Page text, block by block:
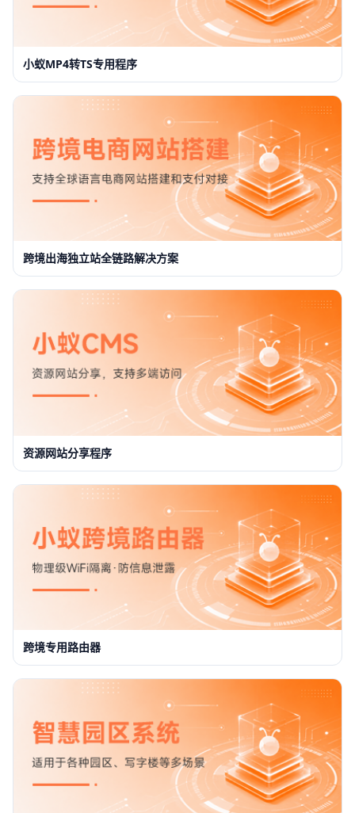
小蚁MP4转TS专用程序
跨境出海独立站全链路解决方案
资源网站分享程序
跨境专用路由器